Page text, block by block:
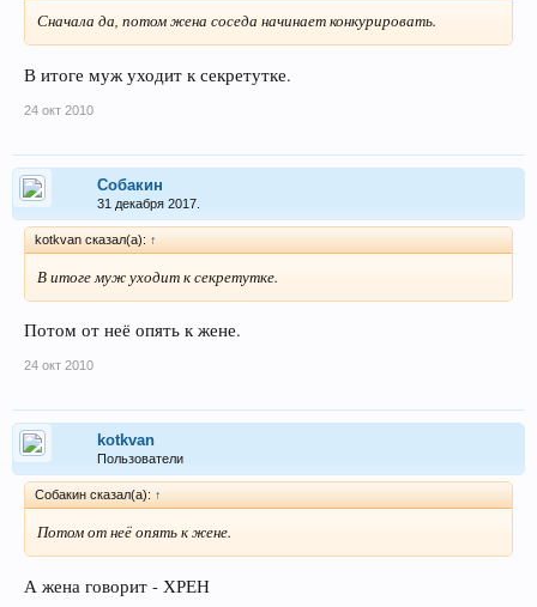
Сначала да, потом жена соседа начинает конкурировать.
В итоге муж уходит к секретутке.
24 окт 2010
Собакин
31 декабря 2017.
kotkvan сказал(а): ↑
В итоге муж уходит к секретутке.
Потом от неё опять к жене.
24 окт 2010
kotkvan
Пользователи
Собакин сказал(а): ↑
Потом от неё опять к жене.
А жена говорит - ХРЕН